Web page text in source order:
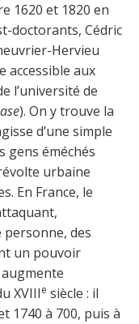
1620 et 1820 en
doctorants, Cédric
Hervieu
accessible aux
l’université de
). On y trouve la
d’une simple
gens éméchés
urbaine
En France, le
des
un pouvoir
XVIIIe siècle : il
1740 à 700, puis à